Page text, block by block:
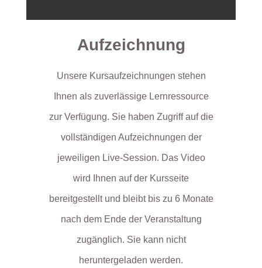
Aufzeichnung
Unsere Kursaufzeichnungen stehen
Ihnen als zuverlässige Lernressource
zur Verfügung. Sie haben Zugriff auf die
vollständigen Aufzeichnungen der
jeweiligen Live-Session. Das Video
wird Ihnen auf der Kursseite
bereitgestellt und bleibt bis zu 6 Monate
nach dem Ende der Veranstaltung
zugänglich. Sie kann nicht
heruntergeladen werden.